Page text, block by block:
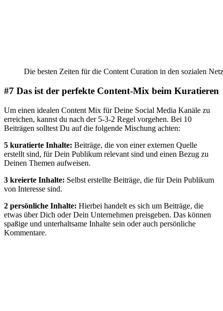
Die besten Zeiten für die Content Curation in den sozialen
#7 Das ist der perfekte Content-Mix beim Kuratieren
Um einen idealen Content Mix für Deine Social Media Kanäle zu
erreichen, kannst du nach der 5-3-2 Regel vorgehen. Bei 10
Beiträgen solltest Du auf die folgende Mischung achten:
5 kuratierte Inhalte: Beiträge, die von einer externen Quelle
erstellt sind, für Dein Publikum relevant sind und einen Bezug zu
Deinen Themen aufweisen.
3 kreierte Inhalte: Selbst erstellte Beiträge, die für Dein Publikum
von Interesse sind.
2 persönliche Inhalte: Hierbei handelt es sich um Beiträge, die
etwas über Dich oder Dein Unternehmen preisgeben. Das können
spaßige und unterhaltsame Inhalte sein oder auch persönliche
Kommentare.